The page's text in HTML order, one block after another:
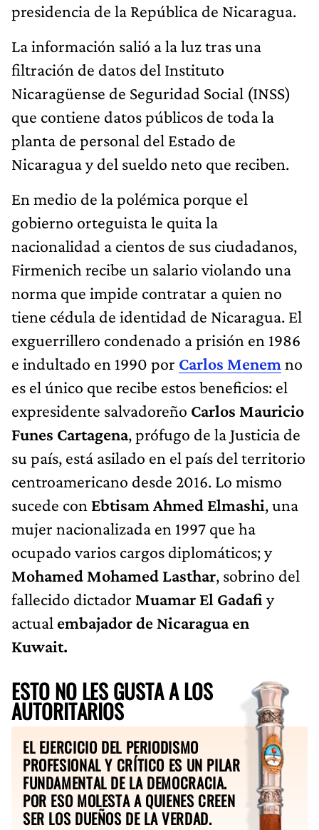
presidencia de la República de Nicaragua.
La información salió a la luz tras una
filtración de datos del Instituto
Nicaragüense de Seguridad Social (INSS)
que contiene datos públicos de toda la
planta de personal del Estado de
Nicaragua y del sueldo neto que reciben.
En medio de la polémica porque el
gobierno orteguista le quita la
nacionalidad a cientos de sus ciudadanos,
Firmenich recibe un salario violando una
norma que impide contratar a quien no
tiene cédula de identidad de Nicaragua. El
exguerrillero condenado a prisión en 1986
e indultado en 1990 por Carlos Menem no
es el único que recibe estos beneficios: el
expresidente salvadoreño Carlos Mauricio
Funes Cartagena, prófugo de la Justicia de
su país, está asilado en el país del territorio
centroamericano desde 2016. Lo mismo
sucede con Ebtisam Ahmed Elmashi, una
mujer nacionalizada en 1997 que ha
ocupado varios cargos diplomáticos; y
Mohamed Mohamed Lasthar, sobrino del
fallecido dictador Muamar El Gadafi y
actual embajador de Nicaragua en
Kuwait.
ESTO NO LES GUSTA A LOS
AUTORITARIOS
EL EJERCICIO DEL PERIODISMO
PROFESIONAL Y CRÍTICO ES UN PILAR
FUNDAMENTAL DE LA DEMOCRACIA.
POR ESO MOLESTA A QUIENES CREEN
SER LOS DUEÑOS DE LA VERDAD.